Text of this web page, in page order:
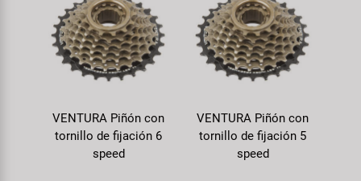
VENTURA Piñón con
tornillo de fijación 6
speed
VENTURA Piñón con
tornillo de fijación 5
speed